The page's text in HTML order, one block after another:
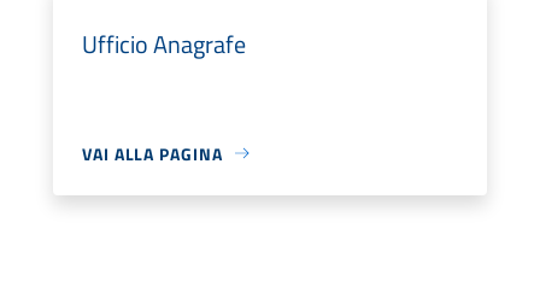
Ufficio Anagrafe
VAI ALLA PAGINA